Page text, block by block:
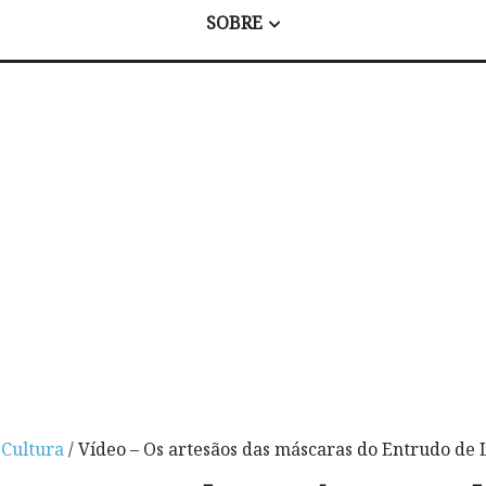
SOBRE
Cultura/ Vídeo – Os artesãos das máscaras do Entrudo de